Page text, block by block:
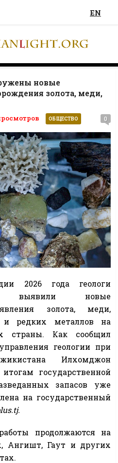
EN
новые
золота, меди,
ОБЩЕСТВО 0
2026 года геологи
выявили новые
золота, меди,
и редких металлов на
страны. Как сообщил
геологии при
Илхомджон
государственной
запасов уже
на государственный
продолжаются на
Ангишт, Гаут и других